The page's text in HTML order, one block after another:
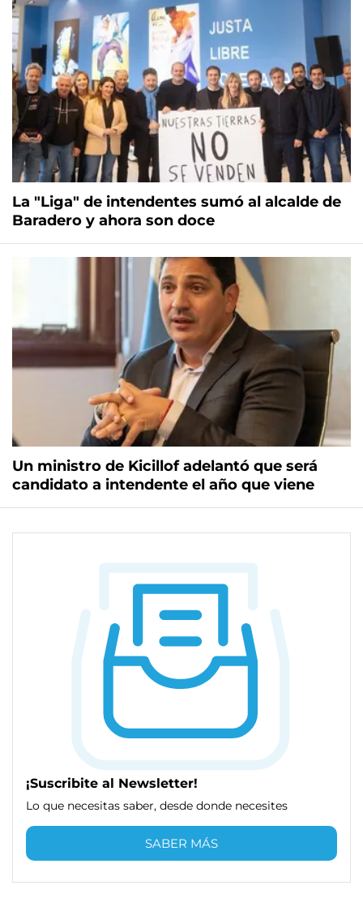
La "Liga" de intendentes sumó al alcalde de
Baradero y ahora son doce
Un ministro de Kicillof adelantó que será
candidato a intendente el año que viene
¡Suscribite al Newsletter!
Lo que necesitas saber, desde donde necesites
SABER MÁS